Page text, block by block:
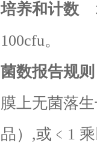
培养和计数
100cfu。
菌数报告规则
膜上无菌落
品）,或﹤1